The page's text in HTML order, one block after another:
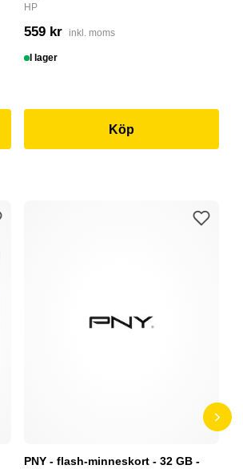
HP
559 kr inkl. moms
I lager
Köp
PNY - flash-minneskort - 32 GB -